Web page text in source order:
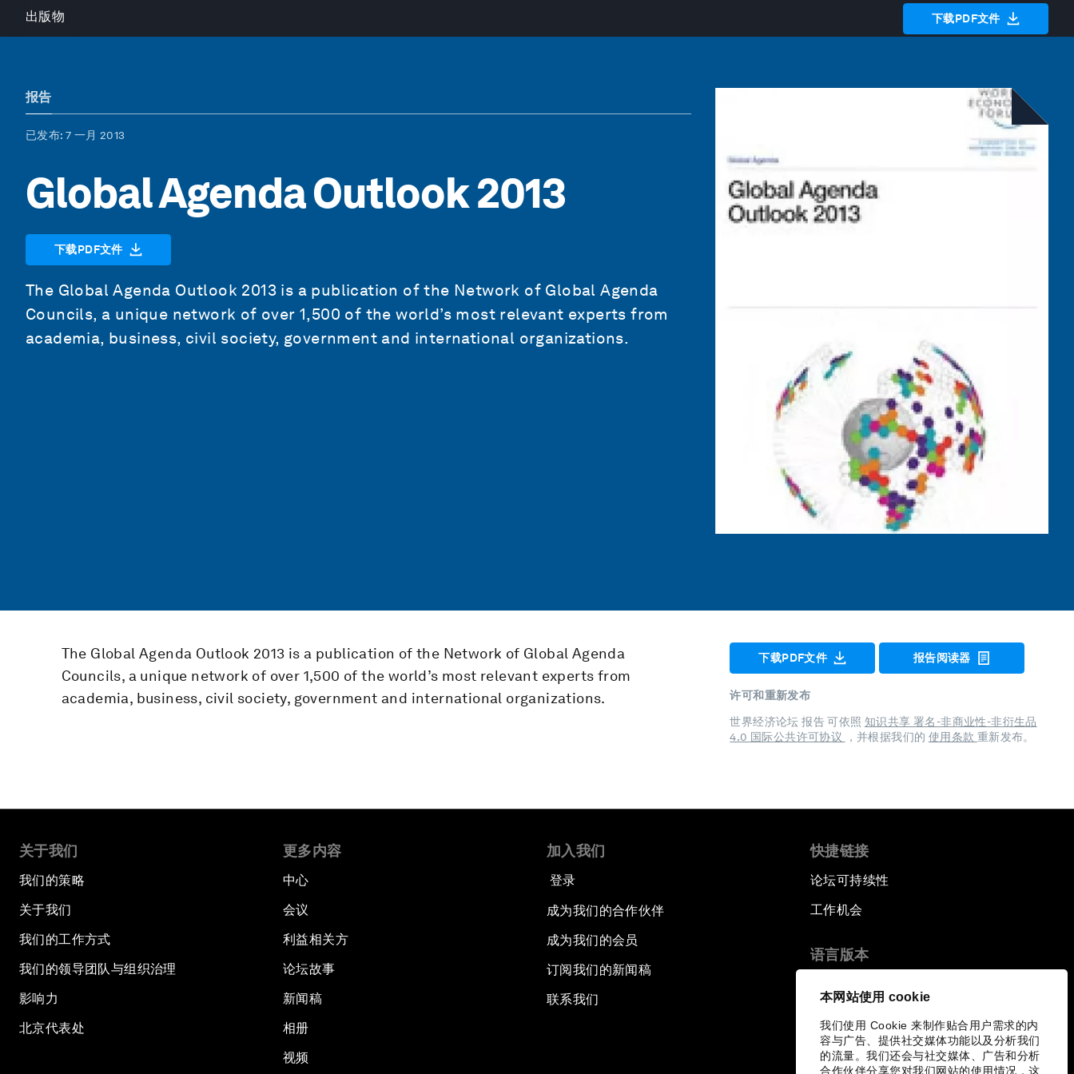
本网站使用 cookie
我们使用 Cookie 来制作贴合用户需求的内
容与广告、提供社交媒体功能以及分析我们
的流量。我们还会与社交媒体、广告和分析
合作伙伴分享您对我们网站的使用情况，这
出版物 下载PDF文件
报告
已发布: 7 一月 2013
Global Agenda Outlook 2013
下载PDF文件
The Global Agenda Outlook 2013 is a publication of the Network of Global Agenda
Councils, a unique network of over 1,500 of the world’s most relevant experts from
academia, business, civil society, government and international organizations.
The Global Agenda Outlook 2013 is a publication of the Network of Global Agenda
Councils, a unique network of over 1,500 of the world’s most relevant experts from
academia, business, civil society, government and international organizations.
下载PDF文件 报告阅读器
许可和重新发布
世界经济论坛 报告 可依照 知识共享 署名-非商业性-非衍生品
4.0 国际公共许可协议
，并根据我们的 使用条款 重新发布。
关于我们
我们的策略
关于我们
我们的工作方式
我们的领导团队与组织治理
影响力
北京代表处
更多内容
中心
会议
利益相关方
论坛故事
新闻稿
相册
视频
加入我们
登录
成为我们的合作伙伴
成为我们的会员
订阅我们的新闻稿
联系我们
快捷链接
论坛可持续性
工作机会
语言版本